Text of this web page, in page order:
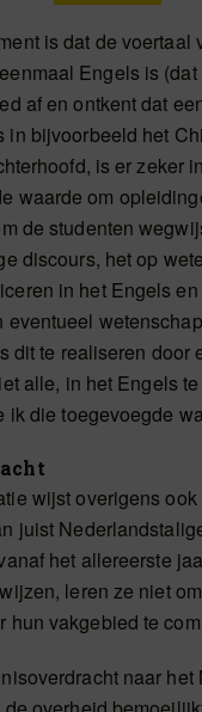
is dat de voertaal
Engels is
af en ontkent dat
in bijvoorbeeld het
is er zeker
waarde om
de studenten
discours, het op
in het Engels
eventueel
dit te realiseren door
alle, in het Engels
ik die toegevoegde
wijst overigens
juist
het allereerste
leren ze niet
hun vakgebied te
naar het